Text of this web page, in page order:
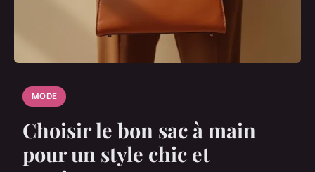
MODE
Choisir le bon sac à main
pour un style chic et